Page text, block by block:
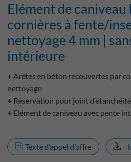
Elément de
cornières à fente/
nettoyage 4 mm |
intérieure
+ Arêtes en béton recouvertes par
nettoyage
+ Réservation pour joint d’étanchéité
+ Elément de caniveau avec pente
Texte d’appel d’offre